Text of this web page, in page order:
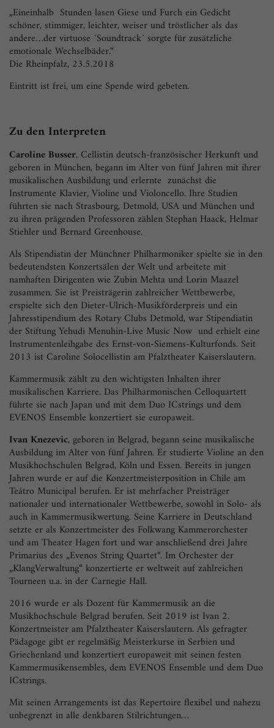
„Eineinhalb Stunden lasen Giese und Furch ein Gedicht
schöner, stimmiger, leichter, weiser und tröstlicher als das
andere…der virtuose `Soundtrack` sorgte für zusätzliche
emotionale Wechselbäder.“
Die Rheinpfalz, 23.5.2018
Eintritt ist frei, um eine Spende wird gebeten.
Zu den Interpreten
Caroline Busser, Cellistin deutsch-französischer Herkunft und
geboren in München, begann im Alter von fünf Jahren mit ihrer
musikalischen Ausbildung und erlernte zunächst die
Instrumente Klavier, Violine und Violoncello. Ihre Studien
führten sie nach Strasbourg, Detmold, USA und München und
zu ihren prägenden Professoren zählen Stephan Haack, Helmar
Stiehler und Bernard Greenhouse.
Als Stipendiatin der Münchner Philharmoniker spielte sie in den
bedeutendsten Konzertsälen der Welt und arbeitete mit
namhaften Dirigenten wie Zubin Mehta und Lorin Maazel
zusammen. Sie ist Preisträgerin zahlreicher Wettbewerbe,
erspielte sich den Dieter-Ulrich-Musikförderpreis und ein
Jahresstipendium des Rotary Clubs Detmold, war Stipendiatin
der Stiftung Yehudi Menuhin-Live Music Now und erhielt eine
Instrumentenleihgabe des Ernst-von-Siemens-Kulturfonds. Seit
2013 ist Caroline Solocellistin am Pfalztheater Kaiserslautern.
Kammermusik zählt zu den wichtigsten Inhalten ihrer
musikalischen Karriere. Das Philharmonischen Celloquartett
führte sie nach Japan und mit dem Duo ICstrings und dem
EVENOS Ensemble konzertiert sie europaweit.
Ivan Knezevic, geboren in Belgrad, begann seine musikalische
Ausbildung im Alter von fünf Jahren. Er studierte Violine an den
Musikhochschulen Belgrad, Köln und Essen. Bereits in jungen
Jahren wurde er auf die Konzertmeisterposition in Chile am
Teátro Municipal berufen. Er ist mehrfacher Preisträger
nationaler und internationaler Wettbewerbe, sowohl in Solo- als
auch in Kammermusikwertung. Seine Karriere in Deutschland
setzte er als Konzertmeister des Folkwang Kammerorchester
und am Theater Hagen fort und war anschließend drei Jahre
Primarius des „Evenos String Quartet“. Im Orchester der
„KlangVerwaltung“ konzertierte er weltweit auf zahlreichen
Tourneen u.a. in der Carnegie Hall.
2016 wurde er als Dozent für Kammermusik an die
Musikhochschule Belgrad berufen. Seit 2019 ist Ivan 2.
Konzertmeister am Pfalztheater Kaiserslautern. Als gefragter
Pädagoge gibt er regelmäßig Meisterkurse in Serbien und
Griechenland und konzertiert europaweit mit seinen festen
Kammermusikensembles, dem EVENOS Ensemble und dem Duo
ICstrings.
Mit seinen Arrangements ist das Repertoire flexibel und nahezu
unbegrenzt in alle denkbaren Stilrichtungen…